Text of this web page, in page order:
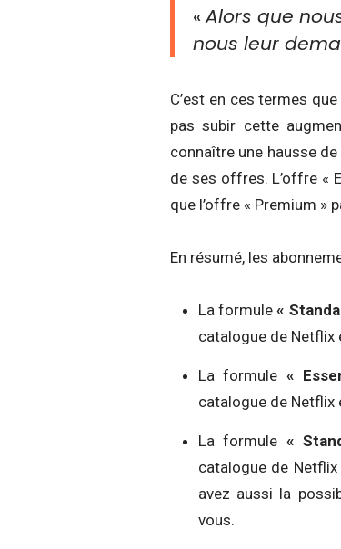
«Alors que
nous leur
C’est en ces termes
pas subir cette
connaître une hausse
de ses offres. L’offre «
que l’offre « Premium »
En résumé, les
La formule«
catalogue de Netflix
La formule «
catalogue de Netflix
La formule «
catalogue de
avez aussi la
vous.